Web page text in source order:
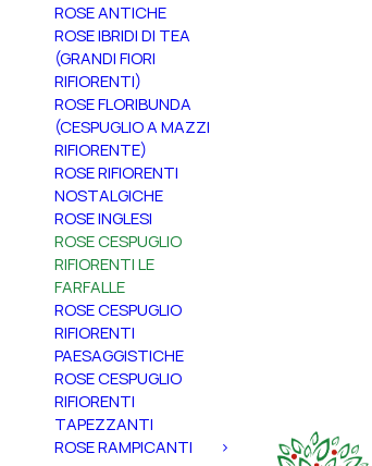
ROSE ANTICHE
ROSE IBRIDI DI TEA
(GRANDI FIORI
RIFIORENTI)
ROSE FLORIBUNDA
(CESPUGLIO A MAZZI
RIFIORENTE)
ROSE RIFIORENTI
NOSTALGICHE
ROSE INGLESI
ROSE CESPUGLIO
RIFIORENTI LE
FARFALLE
ROSE CESPUGLIO
RIFIORENTI
PAESAGGISTICHE
ROSE CESPUGLIO
RIFIORENTI
TAPEZZANTI
ROSE RAMPICANTI